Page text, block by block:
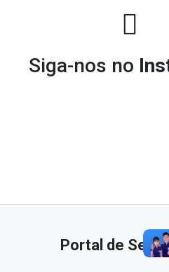
Siga-nos no
Portal de